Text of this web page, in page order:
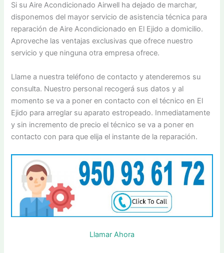
Si su Aire Acondicionado Airwell ha dejado de marchar,
disponemos del mayor servicio de asistencia técnica para
reparación de Aire Acondicionado en El Ejido a domicilio.
Aproveche las ventajas exclusivas que ofrece nuestro
servicio y que ninguna otra empresa ofrece.
Llame a nuestra teléfono de contacto y atenderemos su
consulta. Nuestro personal recogerá sus datos y al
momento se va a poner en contacto con el técnico en El
Ejido para arreglar su aparato estropeado. Inmediatamente
y sin incremento de precio el técnico se va a poner en
contacto con para que elija el instante de la reparación.
Llamar Ahora